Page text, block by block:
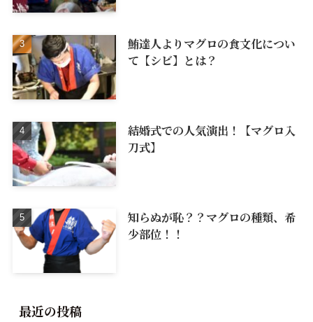
鮪達人よりマグロの食文化につい
て【シビ】とは？
結婚式での人気演出！【マグロ入
刀式】
知らぬが恥？？マグロの種類、希
少部位！！
最近の投稿